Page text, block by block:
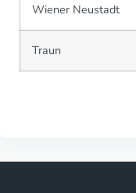
Wiener Neustadt
Traun